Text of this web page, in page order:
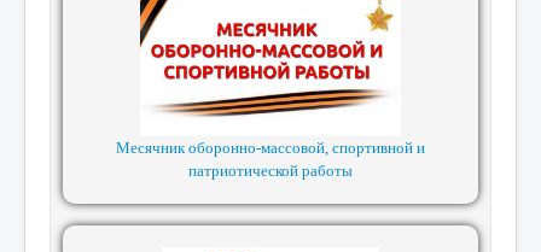
Месячник оборонно-массовой, спортивной и
патриотической работы